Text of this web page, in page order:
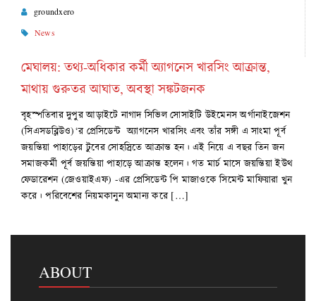
groundxero
News
মেঘালয়: তথ্য-অধিকার কর্মী অ্যাগনেস খারসিং আক্রান্ত,
মাথায় গুরুতর আঘাত, অবস্থা সঙ্কটজনক
বৃহস্পতিবার দুপুর আড়াইটে নাগাদ সিভিল সোসাইটি উইমেনস অর্গানাইজেশন
(সিএসডব্লিউও)‘র প্রেসিডেন্ট অ্যাগনেস খারসিং এবং তাঁর সঙ্গী এ সাংমা পূর্ব
জয়ন্তিয়া পাহাড়ের টুবের সোহস্রিতে আক্রান্ত হন। এই নিয়ে এ বছর তিন জন
সমাজকর্মী পূর্ব জয়ন্তিয়া পাহাড়ে আক্রান্ত হলেন। গত মার্চ মাসে জয়ন্তিয়া ইউথ
ফেডারেশন (জেওয়াইএফ) -এর প্রেসিডেন্ট পি মাজাওকে সিমেন্ট মাফিয়ারা খুন
করে। পরিবেশের নিয়মকানুন অমান্য করে […]
ABOUT